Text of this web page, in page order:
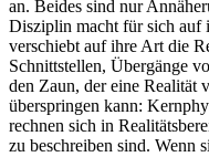
an. Beides sind nur
Disziplin macht für sich auf
verschiebt auf ihre Art die
Schnittstellen, Übergänge
den Zaun, der eine Realität
überspringen kann:
rechnen sich in
zu beschreiben sind. Wenn